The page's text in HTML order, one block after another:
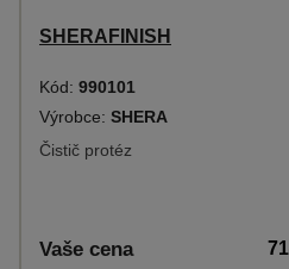
SHERAFINISH
Kód: 990101
Výrobce: SHERA
Čistič protéz
Vaše cena